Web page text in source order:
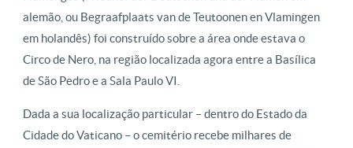
alemão, ou Begraafplaats van de Teutoonen en Vlamingen
em holandês) foi construído sobre a área onde estava o
Circo de Nero, na região localizada agora entre a Basílica
de São Pedro e a Sala Paulo VI.
Dada a sua localização particular – dentro do Estado da
Cidade do Vaticano – o cemitério recebe milhares de